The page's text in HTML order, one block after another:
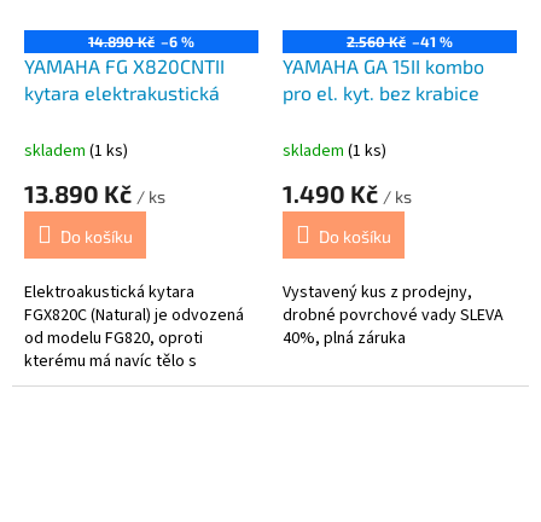
14.890 Kč –6 %
YAMAHA FG X820CNTII
kytara elektrakustická
skladem (1 ks)
13.890 Kč / ks
Do košíku
Elektroakustická kytara
FGX820C (Natural) je odvozená
od modelu FG820, oproti
kterému má navíc tělo s
výřezem a elektronický systém.
2.560 Kč –41 %
YAMAHA GA 15II kombo
pro el. kyt. bez krabice
skladem (1 ks)
1.490 Kč / ks
Do košíku
Vystavený kus z prodejny,
drobné povrchové vady SLEVA
40%, plná záruka